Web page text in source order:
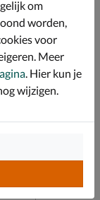
de hele dag
grip en
om
worden,
voor
Meer
. Hier kun je
wijzigen.